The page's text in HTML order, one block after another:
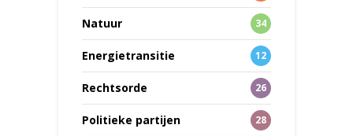
Natuur 34
Energietransitie 12
Rechtsorde 26
Politieke partijen 28